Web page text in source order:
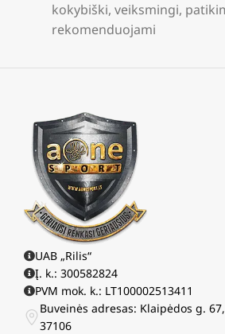
kokybiški, veiksmingi,
rekomenduojami
UAB „Rilis“
Į. k.: 300582824
PVM mok. k.: LT100002513411
Buveinės adresas: Klaipėdos g. 67,
37106